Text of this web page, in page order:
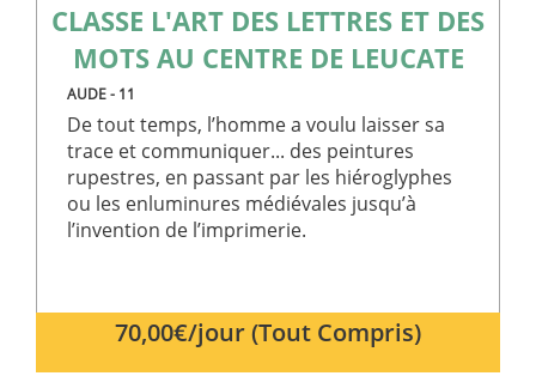
CLASSE L'ART DES LETTRES ET DES
MOTS AU CENTRE DE LEUCATE
AUDE - 11
De tout temps, l’homme a voulu laisser sa
trace et communiquer... des peintures
rupestres, en passant par les hiéroglyphes
ou les enluminures médiévales jusqu’à
l’invention de l’imprimerie.
70,00€/jour (Tout Compris)